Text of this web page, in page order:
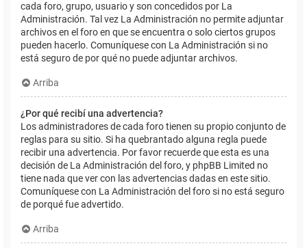
cada foro, grupo, usuario y son concedidos por La
Administración. Tal vez La Administración no permite adjuntar
archivos en el foro en que se encuentra o solo ciertos grupos
pueden hacerlo. Comuníquese con La Administración si no
está seguro de por qué no puede adjuntar archivos.
Arriba
¿Por qué recibí una advertencia?
Los administradores de cada foro tienen su propio conjunto de
reglas para su sitio. Si ha quebrantado alguna regla puede
recibir una advertencia. Por favor recuerde que esta es una
decisión de La Administración del foro, y phpBB Limited no
tiene nada que ver con las advertencias dadas en este sitio.
Comuníquese con La Administración del foro si no está seguro
de porqué fue advertido.
Arriba